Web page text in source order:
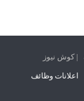
اعلانات وظائف